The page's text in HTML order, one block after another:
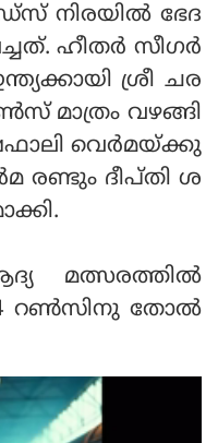
നിരയിൽ ഭേദ
ഹീതർ സീഗർ
ശ്രീ ചര
മാത്രം വഴങ്ങി
വെർമയ്ക്കു
രണ്ടും ദീപ്തി ശ
മത്സരത്തിൽ
റൺസിനു തോൽ